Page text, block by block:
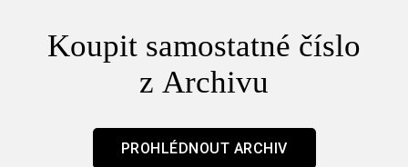
Koupit samostatné číslo
z Archivu
PROHLÉDNOUT ARCHIV